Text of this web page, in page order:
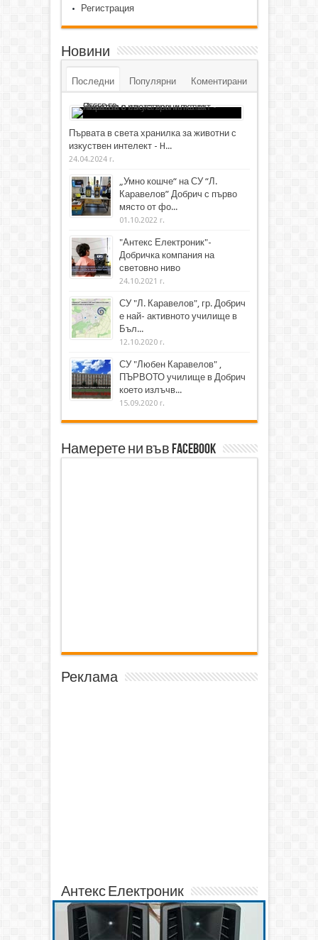
Регистрация
Новини
Последни Популярни Коментирани
Първата в света хранилка за животни с
изкуствен интелект - H...
24.04.2024 г.
„Умно кошче“ на СУ “Л.
Каравелов” Добрич с първо
място от фо...
01.10.2022 г.
"Антекс Електроник"-
Добричка компания на
световно ниво
24.10.2021 г.
СУ "Л. Каравелов", гр. Добрич
е най- активното училище в
Бъл...
12.10.2020 г.
СУ "Любен Каравелов" ,
ПЪРВОТО училище в Добрич
което излъчв...
15.09.2020 г.
Намерете ни във Facebook
Реклама
Антекс Електроник